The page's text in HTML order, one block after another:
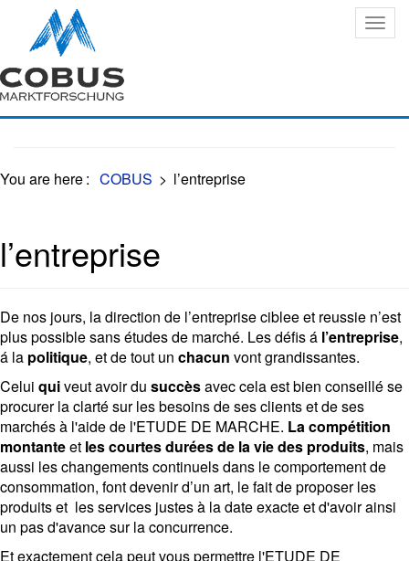
Oops, an error occurred! Code: 202608081743164417c7a7
You are here: COBUS > l’entreprise
l’entreprise
De nos jours, la direction de l’entreprise ciblee et reussie n’est
plus possible sans études de marché. Les défis á l’entreprise,
á la politique, et de tout un chacun vont grandissantes.
Celui quiveut avoir du succèsavec cela est bien conseillé se
procurer la clarté sur les besoins de ses clients et de ses
marchés à l'aide de l'ETUDE DE MARCHE. La compétition
montanteet les courtes durées de la vie des produits, mais
aussi les changements continuels dans le comportement de
consommation, font devenir d’un art, le fait de proposer les
produits et les services justes à la date exacte et d'avoir ainsi
un pas d'avance sur la concurrence.
Et exactement cela peut vous permettre l'ETUDE DE